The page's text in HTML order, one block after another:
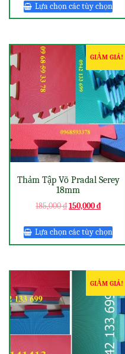
Lựa chọn các tùy chọn
GIẢM GIÁ!
Thảm Tập Võ Pradal Serey
18mm
185,000₫150,000₫
Lựa chọn các tùy chọn
GIẢM GIÁ!